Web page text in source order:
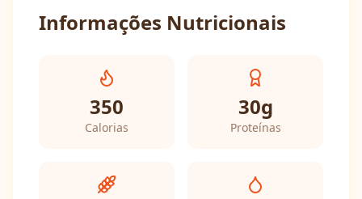
Informações Nutricionais
350
Calorias
30g
Proteínas